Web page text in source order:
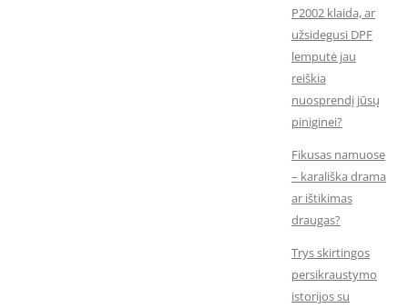
P2002 klaida, ar
užsidegusi DPF
lemputė jau
reiškia
nuosprendį jūsų
piniginei?
Fikusas namuose
– karališka drama
ar ištikimas
draugas?
Trys skirtingos
persikraustymo
istorijos su